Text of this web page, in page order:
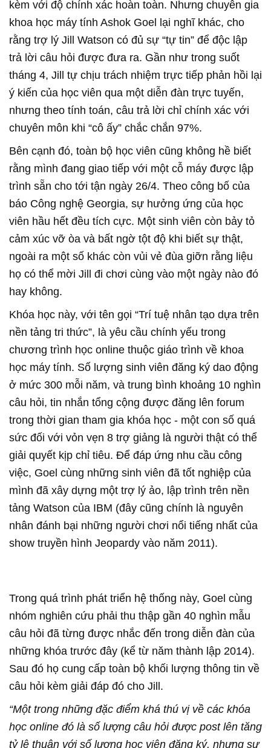
kèm với độ chính xác hoàn toàn. Nhưng chuyên gia
khoa học máy tính Ashok Goel lại nghĩ khác, cho
rằng trợ lý Jill Watson có đủ sự “tự tin” để độc lập
trả lời câu hỏi được đưa ra. Gần như trong suốt
tháng 4, Jill tự chịu trách nhiệm trực tiếp phản hồi lại
ý kiến của học viên qua một diễn đàn trực tuyến,
nhưng theo tính toán, câu trả lời chỉ chính xác với
chuyên môn khi “cô ấy” chắc chắn 97%.
Bên cạnh đó, toàn bộ học viên cũng không hề biết
rằng mình đang giao tiếp với một cỗ máy được lập
trình sẵn cho tới tận ngày 26/4. Theo công bố của
báo Công nghệ Georgia, sự hưởng ứng của học
viên hầu hết đều tích cực. Một sinh viên còn bảy tỏ
cảm xúc vỡ òa và bất ngờ tột độ khi biết sự thật,
ngoài ra một số khác còn vủi vẻ đùa giỡn rằng liệu
họ có thể mời Jill đi chơi cùng vào một ngày nào đó
hay không.
Khóa học này, với tên gọi “Trí tuệ nhân tạo dựa trên
nền tảng tri thức”, là yêu cầu chính yếu trong
chương trình học online thuộc giáo trình về khoa
học máy tính. Số lượng sinh viên đăng ký dao động
ở mức 300 mỗi năm, và trung bình khoảng 10 nghìn
câu hỏi, tin nhắn tổng cộng được đăng lên forum
trong thời gian tham gia khóa học - một con số quá
sức đối với vỏn vẹn 8 trợ giảng là người thật có thể
giải quyết kịp chỉ tiêu. Để đáp ứng nhu cầu công
việc, Goel cùng những sinh viên đã tốt nghiệp của
mình đã xây dựng một trợ lý ảo, lập trình trên nền
tảng Watson của IBM (đây cũng chính là nguyên
nhân đánh bại những người chơi nổi tiếng nhất của
show truyền hình Jeopardy vào năm 2011).
Trong quá trình phát triển hệ thống này, Goel cùng
nhóm nghiên cứu phải thu thập gần 40 nghìn mẫu
câu hỏi đã từng được nhắc đến trong diễn đàn của
những khóa trước đây (kể từ năm thành lập 2014).
Sau đó họ cung cấp toàn bộ khối lượng thông tin về
câu hỏi kèm giải đáp đó cho Jill.
“Một trong những đặc điểm khá thú vị về các khóa
học online đó là số lượng câu hỏi được post lên tăng
tỷ lệ thuận với số lượng học viên đăng ký, nhưng sự